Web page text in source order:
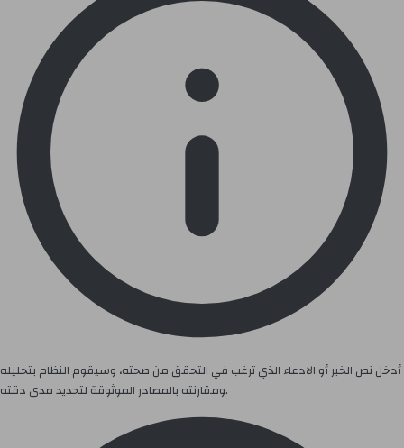
أدخل نص الخبر أو الادعاء الذي ترغب في التحقق من صحته، وسيقوم النظام بتحليله
ومقارنته بالمصادر الموثوقة لتحديد مدى دقته.